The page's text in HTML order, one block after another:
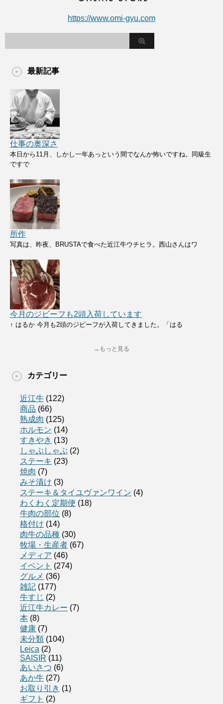
https://www.omi-gyu.com
最新記事
仕事の奥深さ
本日から11月、しかし一年あっという間でなんか怖いですね。同級生
ですで
所作
写真は、昨夜、BRUSTAで食べた近江牛ウチヒラ。西山さんはワ
今月のジビーフも2頭入荷しています
↑ はるか 今月も2頭のジビーフが入荷してきました。「はる
→もっと見る
カテゴリー
近江牛 (122)
商品 (66)
熟成肉 (125)
ホルモン (14)
すきやき (13)
しゃぶしゃぶ (2)
ステーキ (23)
焼肉 (7)
みそ漬け (3)
ステーキ＆タイユヴァンワイン (4)
わくわく定期便 (18)
牛肉の部位 (8)
格付け (14)
肉牛の品種 (30)
牧場・生産者 (67)
メディア (46)
イベント (274)
グルメ (36)
雑記 (177)
牛すじ (2)
近江牛カレー (7)
本 (8)
健康 (7)
未分類 (104)
Leica (2)
SAISIR (11)
あいさつ (6)
あか牛 (27)
お取り引き (1)
ギフト (2)